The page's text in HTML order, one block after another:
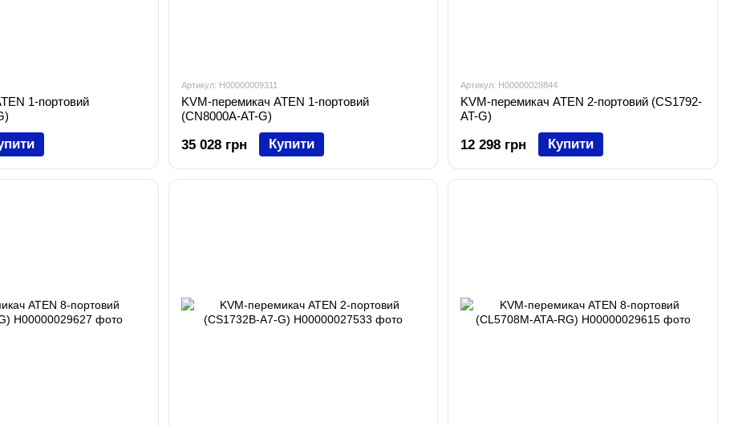
1-портовий
Артикул: H00000009311
KVM-перемикач ATEN 1-портовий
(CN8000A-AT-G)
35 028 грн Купити
Артикул: H00000028844
KVM-перемикач ATEN 2-портовий (CS1792-
AT-G)
12 298 грн Купити